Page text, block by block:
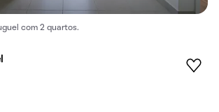
com 2 quartos.